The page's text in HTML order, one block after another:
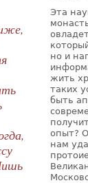
Эта
но и
жить
таких
быть
опыт?
нам